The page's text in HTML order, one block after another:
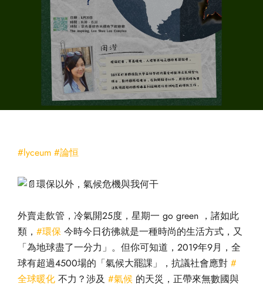
#lyceum #論恒
環保以外，氣候危機與我何干
外賣走飲管，冷氣開25度，星期一 go green ，諸如此
類， #環保 今時今日彷彿就是一種時尚的生活方式，又
「為地球盡了一分力」。但你可知道，2019年9月，全
球有超過4500場的「氣候大罷課」，抗議社會應對 #
全球暖化 不力？涉及 #氣候 的天災，正帶來無數國與